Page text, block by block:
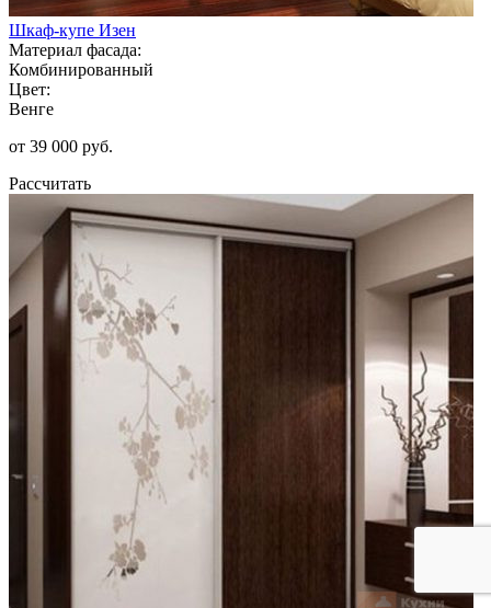
Шкаф-купе Изен
Материал фасада:
Комбинированный
Цвет:
Венге
от 39 000 руб.
Рассчитать